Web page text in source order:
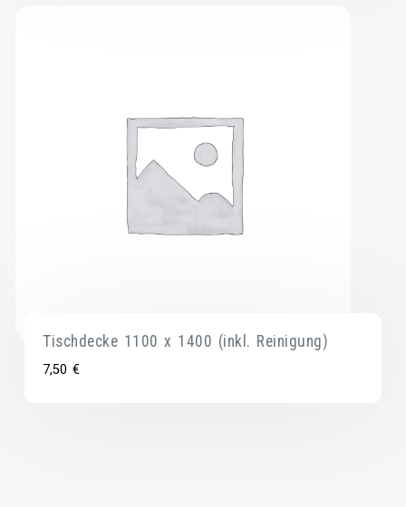
Tischdecke 1100 x 1400 (inkl. Reinigung)
7,50€